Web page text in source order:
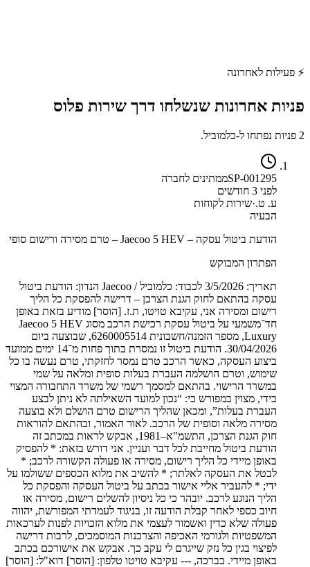
⚡ פעילות לאחרונה
פניות אחרונות שנשלחו דרך שירות פלוס
2 פניות נפתחו ל-כלמוביל.
SP-001295ממתינים לחברה
לפני 3 חודשים
ע. ט.·שירות לקוחות
הבעיה
הודעת ביטול עסקה – Jaecoo 5 HEV – טרם מסירה ורישום סופי
הפתרון המבוקש
תאריך: 3/5/2026 לכבוד: כלמוביל / Jaecoo הנדון: הודעת ביטול
עסקה בהתאם לחוק הגנת הצרכן – דרישה להפסקת כל הליך
רישום ומסירה אני, עקיבא טויטו, ת.ז. [הוסר] מודיע בזאת באופן
חד־משמעי על ביטול עסקת רכישת הרכב מסוג Jaecoo 5 HEV
Luxury, מספר הזמנה/חשבונית 6260005514, שבוצעה ביום
30/04/2026. הודעת ביטול זו נמסרת בתוך פחות מ־14 ימים ממועד
ביצוע העסקה, כאשר הרכב טרם נמסר לחזקתי, טרם נעשה בו כל
שימוש, וטרם הושלמה העברת בעלות סופית ומלאה על שמי
במשרד הרישוי. בהתאם למסמך רשמי של משרד התחבורה המצוי
בידי, מצוין במפורש כי: “נכון למועד השאילתה לא ניתן לבצע
העברת בעלות”, ומכאן שהליך הרישום טרם הושלם ולא בוצעה
מסירה מלאה וסופית של הרכב. לאור האמור, ובהתאם להוראות
חוק הגנת הצרכן, התשמ"א–1981, אבקש לראות במכתב זה
הודעת ביטול מחייבת לכל דבר ועניין. אני דורש בזאת: * להפסיק
באופן מיידי כל הליך רישום, מסירה או פעולה הקשורה לרכב; *
לבטל את העסקה לאלתר; * להשיב את מלוא הכספים ששולמו על
ידי; * להעביר אליי אישור בכתב על ביטול העסקה והפסקת כל
הליך הנוגע לרכב. יובהר כי כל ניסיון להשלים רישום, מסירה או
חיוב כספי לאחר קבלת הודעה זו, בניגוד לעמדתי המפורשת, יהווה
פעולה שלא כדין ואשמור לעצמי את מלוא הזכויות לפנות לערכאות
המשפטיות ולגורמי האכיפה והצרכנות המוסמכים, לרבות דרישה
לפיצוי בגין כל נזק שייגרם לי עקב כך. אבקש את אישורכם בכתב
באופן מיידי. בברכה, --- עקיבא טויטו טלפון: [הוסר] דוא"ל: [הוסר]